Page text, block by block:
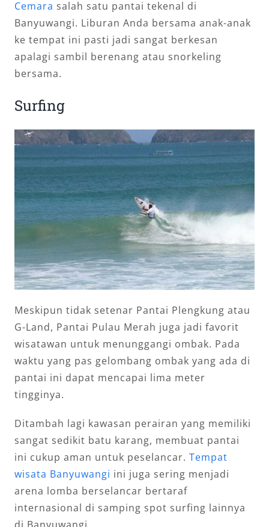
Cemara salah satu pantai tekenal di
Banyuwangi. Liburan Anda bersama anak-anak
ke tempat ini pasti jadi sangat berkesan
apalagi sambil berenang atau snorkeling
bersama.
Surfing
Meskipun tidak setenar Pantai Plengkung atau
G-Land, Pantai Pulau Merah juga jadi favorit
wisatawan untuk menunggangi ombak. Pada
waktu yang pas gelombang ombak yang ada di
pantai ini dapat mencapai lima meter
tingginya.
Ditambah lagi kawasan perairan yang memiliki
sangat sedikit batu karang, membuat pantai
ini cukup aman untuk peselancar. Tempat
wisata Banyuwangi ini juga sering menjadi
arena lomba berselancar bertaraf
internasional di samping spot surfing lainnya